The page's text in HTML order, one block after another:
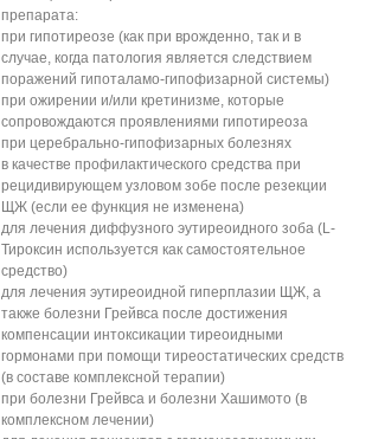
препарата:
при гипотиреозе (как при врожденно, так и в
случае, когда патология является следствием
поражений гипоталамо-гипофизарной системы)
при ожирении и/или кретинизме, которые
сопровождаются проявлениями гипотиреоза
при церебрально-гипофизарных болезнях
в качестве профилактического средства при
рецидивирующем узловом зобе после резекции
ЩЖ (если ее функция не изменена)
для лечения диффузного эутиреоидного зоба (L-
Тироксин используется как самостоятельное
средство)
для лечения эутиреоидной гиперплазии ЩЖ, а
также болезни Грейвса после достижения
компенсации интоксикации тиреоидными
гормонами при помощи тиреостатических средств
(в составе комплексной терапии)
при болезни Грейвса и болезни Хашимото (в
комплексном лечении)